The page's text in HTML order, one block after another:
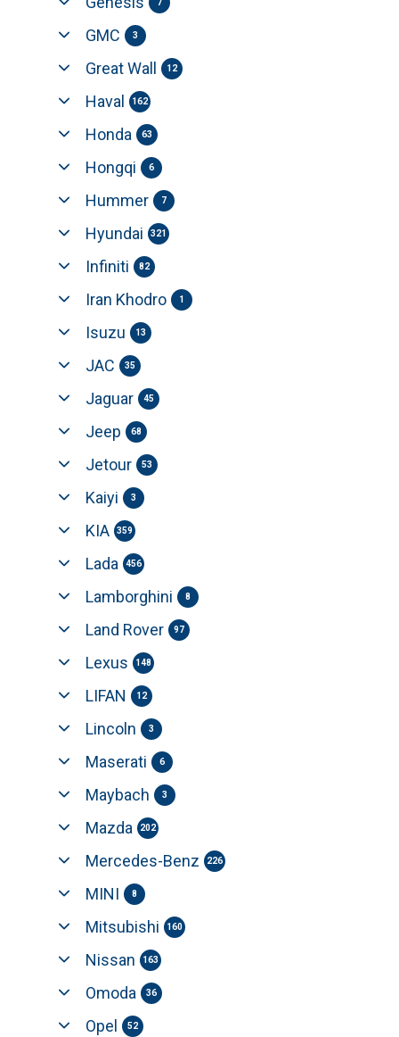
7
GMC 3
Great Wall 12
Haval 162
Honda 63
Hongqi 6
Hummer 7
Hyundai 321
Infiniti 82
Iran Khodro 1
Isuzu 13
JAC 35
Jaguar 45
Jeep 68
Jetour 53
Kaiyi 3
KIA 359
Lada 456
Lamborghini 8
Land Rover 97
Lexus 148
LIFAN 12
Lincoln 3
Maserati 6
Maybach 3
Mazda 202
Mercedes-Benz 226
MINI 8
Mitsubishi 160
Nissan 163
Omoda 36
Opel 52